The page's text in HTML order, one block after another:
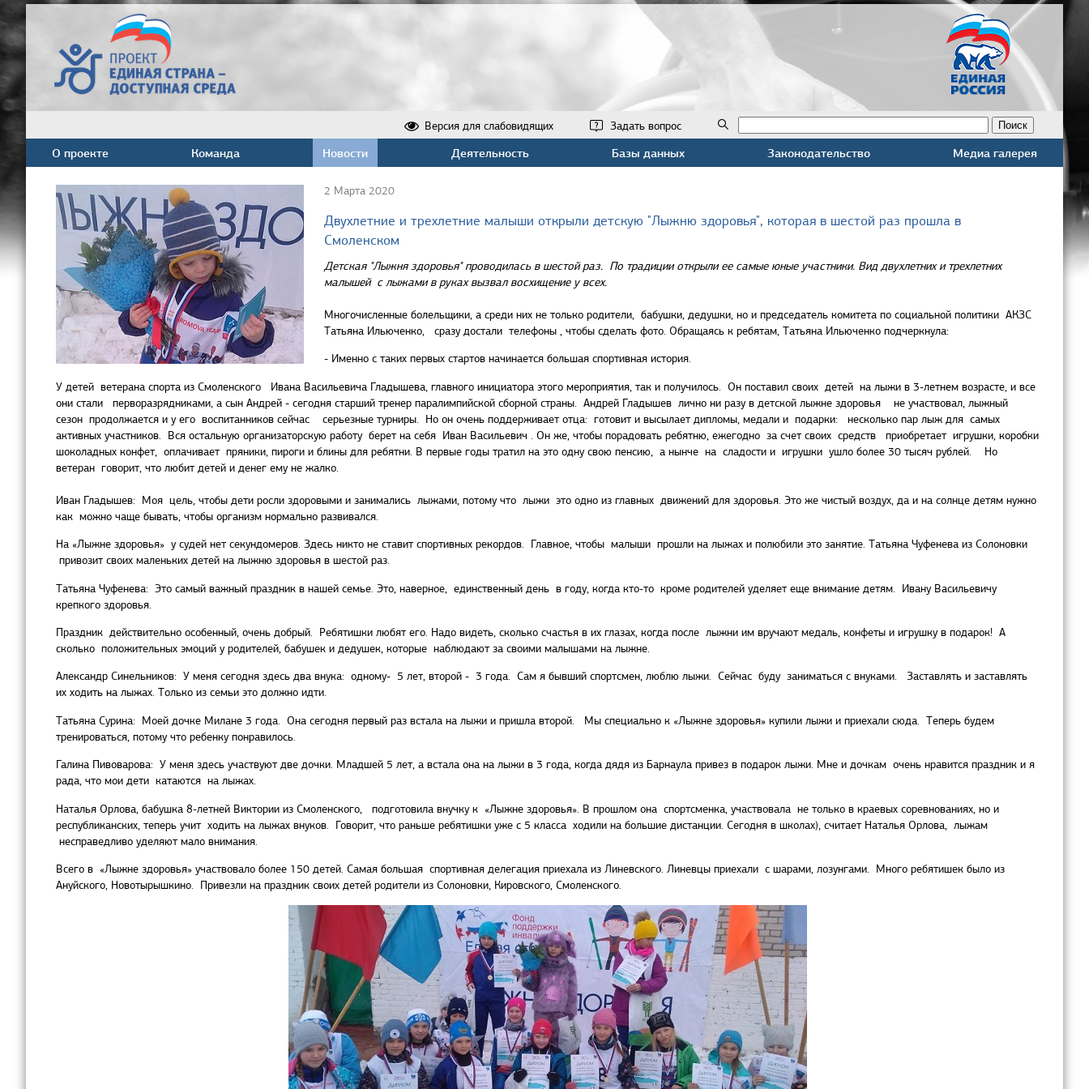
Задать вопрос
Версия для слабовидящих
О проекте Команда Новости Деятельность Базы данных Законодательство Медиа галерея
2 Марта 2020
Двухлетние и трехлетние малыши открыли детскую "Лыжню здоровья", которая в шестой раз прошла в
Смоленском
Детская "Лыжня здоровья" проводилась в шестой раз. По традиции открыли ее самые юные участники. Вид двухлетних и трехлетних
малышей с лыжами в руках вызвал восхищение у всех.
Многочисленные болельщики, а среди них не только родители, бабушки, дедушки, но и председатель комитета по социальной политики АКЗС
Татьяна Ильюченко, сразу достали телефоны , чтобы сделать фото. Обращаясь к ребятам, Татьяна Ильюченко подчеркнула:
- Именно с таких первых стартов начинается большая спортивная история.
У детей ветерана спорта из Смоленского Ивана Васильевича Гладышева, главного инициатора этого мероприятия, так и получилось. Он поставил своих детей на лыжи в 3-летнем возрасте, и все
они стали перворазрядниками, а сын Андрей - сегодня старший тренер паралимпийской сборной страны. Андрей Гладышев лично ни разу в детской лыжне здоровья не участвовал, лыжный
сезон продолжается и у его воспитанников сейчас серьезные турниры. Но он очень поддерживает отца: готовит и высылает дипломы, медали и подарки: несколько пар лыж для самых
активных участников. Вся остальную организаторскую работу берет на себя Иван Васильевич . Он же, чтобы порадовать ребятню, ежегодно за счет своих средств приобретает игрушки, коробки
шоколадных конфет, оплачивает пряники, пироги и блины для ребятни. В первые годы тратил на это одну свою пенсию, а нынче на сладости и игрушки ушло более 30 тысяч рублей. Но
ветеран говорит, что любит детей и денег ему не жалко.
Иван Гладышев: Моя цель, чтобы дети росли здоровыми и занимались лыжами, потому что лыжи это одно из главных движений для здоровья. Это же чистый воздух, да и на солнце детям нужно
как можно чаще бывать, чтобы организм нормально развивался.
На «Лыжне здоровья» у судей нет секундомеров. Здесь никто не ставит спортивных рекордов. Главное, чтобы малыши прошли на лыжах и полюбили это занятие. Татьяна Чуфенева из Солоновки
привозит своих маленьких детей на лыжню здоровья в шестой раз.
Татьяна Чуфенева: Это самый важный праздник в нашей семье. Это, наверное, единственный день в году, когда кто-то кроме родителей уделяет еще внимание детям. Ивану Васильевичу
крепкого здоровья.
Праздник действительно особенный, очень добрый. Ребятишки любят его. Надо видеть, сколько счастья в их глазах, когда после лыжни им вручают медаль, конфеты и игрушку в подарок! А
сколько положительных эмоций у родителей, бабушек и дедушек, которые наблюдают за своими малышами на лыжне.
Александр Синельников: У меня сегодня здесь два внука: одному- 5 лет, второй - 3 года. Сам я бывший спортсмен, люблю лыжи. Сейчас буду заниматься с внуками. Заставлять и заставлять
их ходить на лыжах. Только из семьи это должно идти.
Татьяна Сурина: Моей дочке Милане 3 года. Она сегодня первый раз встала на лыжи и пришла второй. Мы специально к «Лыжне здоровья» купили лыжи и приехали сюда. Теперь будем
тренироваться, потому что ребенку понравилось.
Галина Пивоварова: У меня здесь участвуют две дочки. Младшей 5 лет, а встала она на лыжи в 3 года, когда дядя из Барнаула привез в подарок лыжи. Мне и дочкам очень нравится праздник и я
рада, что мои дети катаются на лыжах.
Наталья Орлова, бабушка 8-летней Виктории из Смоленского, подготовила внучку к «Лыжне здоровья». В прошлом она спортсменка, участвовала не только в краевых соревнованиях, но и
республиканских, теперь учит ходить на лыжах внуков. Говорит, что раньше ребятишки уже с 5 класса ходили на большие дистанции. Сегодня в школах), считает Наталья Орлова, лыжам
несправедливо уделяют мало внимания.
Всего в «Лыжне здоровья» участвовало более 150 детей. Самая большая спортивная делегация приехала из Линевского. Линевцы приехали с шарами, лозунгами. Много ребятишек было из
Ануйского, Новотырышкино. Привезли на праздник своих детей родители из Солоновки, Кировского, Смоленского.